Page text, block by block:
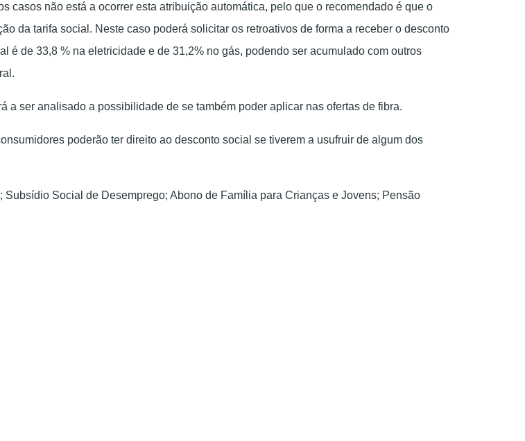
casos não está a ocorrer esta atribuição automática, pelo que o recomendado é que o
da tarifa social. Neste caso poderá solicitar os retroativos de forma a receber o desconto
é de 33,8 % na eletricidade e de 31,2% no gás, podendo ser acumulado com outros
a ser analisado a possibilidade de se também poder aplicar nas ofertas de fibra.
poderão ter direito ao desconto social se tiverem a usufruir de algum dos
Social de Desemprego; Abono de Família para Crianças e Jovens; Pensão